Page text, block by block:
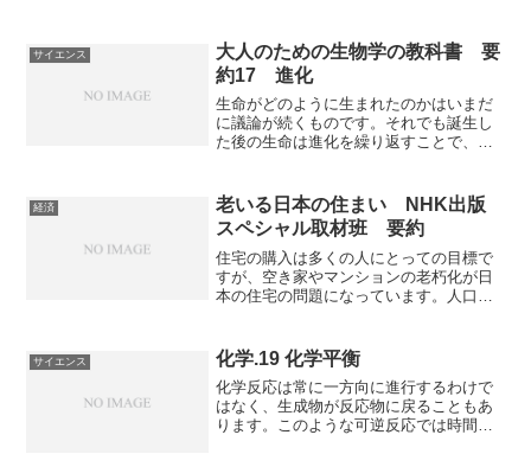
ルで世界中に破壊的なイノベーションを
起こす可能性があります。「生成AI」と
は何かを知り「社会を激変させるAIの創
造力」とどう向き合うべきか知ることが
できる本になっています。
サイエンス
大人のための生物学の教科書 要
約17 進化
生命がどのように生まれたのかはいまだ
に議論が続くものです。それでも誕生し
た後の生命は進化を繰り返すことで、驚
の道筋を知り、人間がどのように生きも
のと向き合うべきかを知ることができま
す。
経済
老いる日本の住まい NHK出版
スペシャル取材班 要約
住宅の購入は多くの人にとっての目標で
すが、空き家やマンションの老朽化が日
本の住宅の問題になっています。人口減
のかを知ることができる本になっていま
す
サイエンス 化学.19 化学平衡
化学反応は常に一方向に進行するわけで
はなく、生成物が反応物に戻ることもあ
ります。このような可逆反応では時間が